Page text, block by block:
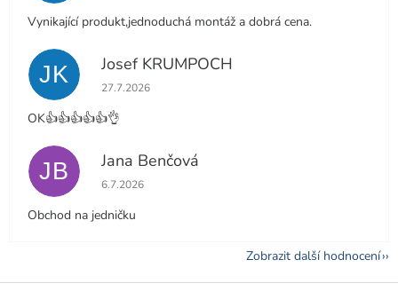
Vynikající produkt,jednoduchá montáž a dobrá cena.
JK Josef KRUMPOCH
Hodnocení obchodu je 5 z 5 hvězdiček.
27.7.2026
OK👍👍👍👍👍👌
JB Jana Benčová
Hodnocení obchodu je 5 z 5 hvězdiček.
6.7.2026
Obchod na jedničku
Zobrazit další hodnocení
Z